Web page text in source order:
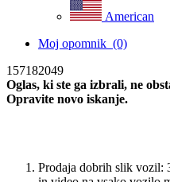
American
Moj opomnik (0)
157182049
Oglas, ki ste ga izbrali, ne
Opravite novo iskanje.
Prodaja dobrih slik